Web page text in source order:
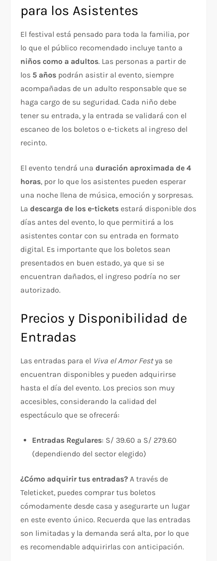
para los Asistentes
El festival está pensado para toda la familia, por
lo que el público recomendado incluye tanto a
niños como a adultos. Las personas a partir de
los 5 años podrán asistir al evento, siempre
acompañadas de un adulto responsable que se
haga cargo de su seguridad. Cada niño debe
tener su entrada, y la entrada se validará con el
escaneo de los boletos o e-tickets al ingreso del
recinto.
El evento tendrá unaduración aproximada de 4
horas, por lo que los asistentes pueden esperar
una noche llena de música, emoción y sorpresas.
Ladescarga de los e-tickets estará disponible dos
días antes del evento, lo que permitirá a los
asistentes contar con su entrada en formato
digital. Es importante que los boletos sean
presentados en buen estado, ya que si se
encuentran dañados, el ingreso podría no ser
autorizado.
Precios y Disponibilidad de
Entradas
Las entradas para el Viva el Amor Festya se
encuentran disponibles y pueden adquirirse
hasta el día del evento. Los precios son muy
accesibles, considerando la calidad del
espectáculo que se ofrecerá:
Entradas Regulares: S/ 39.60 a S/ 279.60
(dependiendo del sector elegido)
¿Cómo adquirir tus entradas? A través de
Teleticket, puedes comprar tus boletos
cómodamente desde casa y asegurarte un lugar
en este evento único. Recuerda que las entradas
son limitadas y la demanda será alta, por lo que
es recomendable adquirirlas con anticipación.